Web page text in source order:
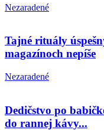
Nezaradené
Tajné rituály
magazínoch nepíše
Nezaradené
Dedičstvo po
do rannej kávy...